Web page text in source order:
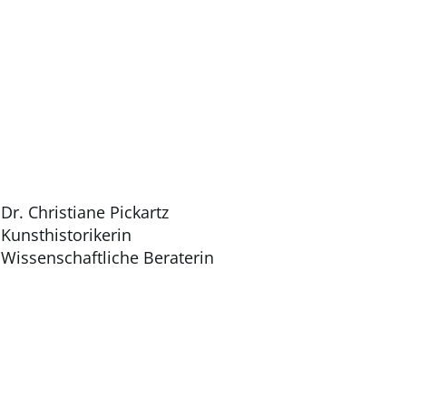
Dr. Christiane Pickartz
Kunsthistorikerin
Wissenschaftliche Beraterin